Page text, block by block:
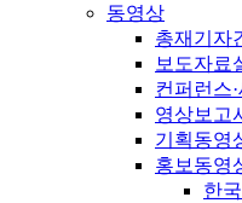
동영상
총재기자
보도자료
컨퍼런스
영상보고
기획동영
홍보동영
한